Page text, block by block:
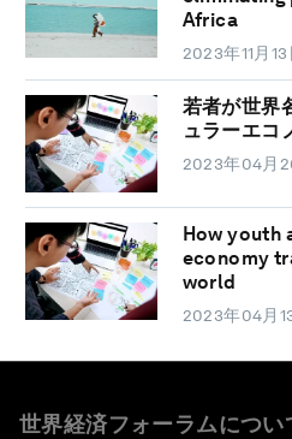
Africa
2023年11月13
若者が世界
ュラーエコ
2023年04月
How youth
economy
world
2023年04月
世界経済フォーラムについ